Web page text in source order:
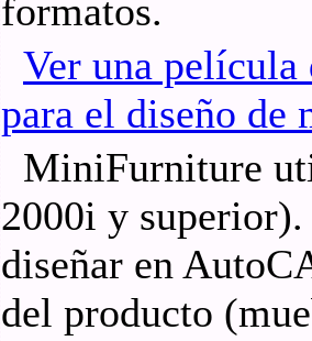
formatos.
Ver una película
para el diseño de
MiniFurniture
2000i y
diseñar en
del producto